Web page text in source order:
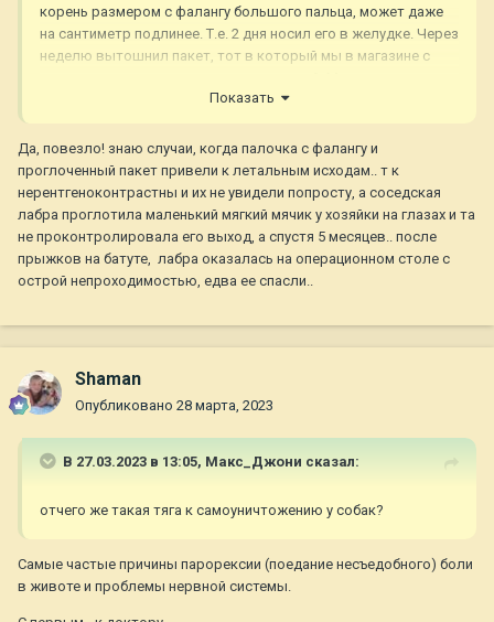
корень размером с фалангу большого пальца, может даже
на сантиметр подлинее. Т.е. 2 дня носил его в желудке. Через
неделю вытошнил пакет, тот в который мы в магазине с
что повезло, следим как можем, все убираем, но отчего же
Показать
Да, повезло! знаю случаи, когда палочка с фалангу и
проглоченный пакет привели к летальным исходам.. т к
нерентгеноконтрастны и их не увидели попросту, а соседская
лабра проглотила маленький мягкий мячик у хозяйки на глазах и та
не проконтролировала его выход, а спустя 5 месяцев.. после
прыжков на батуте, лабра оказалась на операционном столе с
острой непроходимостью, едва ее спасли..
Shaman
Опубликовано 28 марта, 2023
В 27.03.2023 в 13:05, Макс_Джони сказал:
отчего же такая тяга к самоуничтожению у собак?
Самые частые причины парорексии (поедание несъедобного) боли
в животе и проблемы нервной системы.